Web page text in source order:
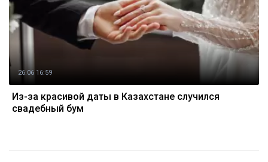
26.06 16:59
Из-за красивой даты в Казахстане случился
свадебный бум